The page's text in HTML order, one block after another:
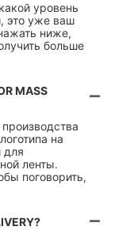
уровень
это уже ваш
ниже,
больше
MASS
на
для
ленты.
поговорить,